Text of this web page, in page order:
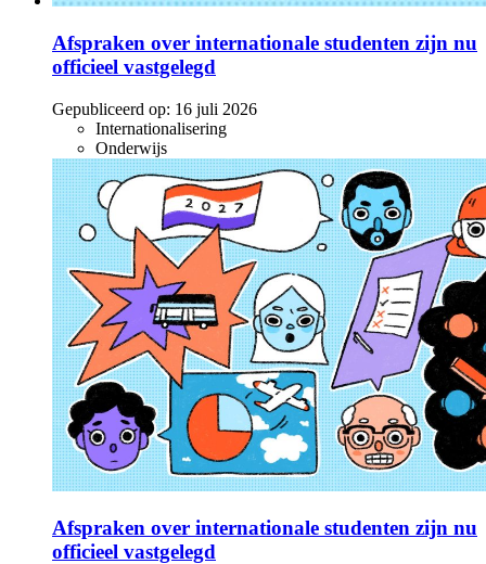
Afspraken over internationale studenten zijn nu
officieel vastgelegd
Gepubliceerd op: 16 juli 2026
Internationalisering
Onderwijs
Afspraken over internationale studenten zijn nu
officieel vastgelegd